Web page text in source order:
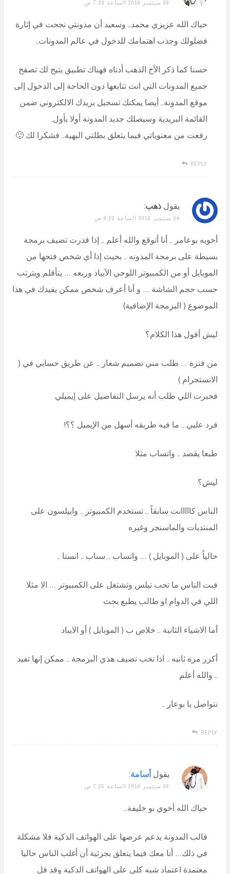
08 سبتمبر 2016 الساعة 7:26 ص
حياك الله عزيزي محمد.. وسعيد أن مدونتي نجحت في إثارة
فضلولك وجذب اهتمامك للدخول في عالم المدونات..
حسنا كما ذكر الأخ الذهب أدناه فهناك تطبيق يتيح لك تصفح
جميع المدونات التي انت تتابعها دون الحاجة إلى الدخول إلى
موقع المدونة.. أيضا يمكنك تسجيل بريدك الالكتروني ضمن
القائمة البريدية وسيصلك جديد المدونة أولا بأول.
رفعت من معنوياتي فيما يتعلق بطلتي البهية.. فشكرا لك 🙂
REPLY
يقول ذهب:
04 سبتمبر 2016 الساعة 9:22 ص
أخويه بوعامر .. أنا أتوقع والله أعلم .. إذا قدرت تضيف برمجة
بسيطة على برمجة المدونه .. بحيث إذا أي شخص فتحها من
الموبايل أو من الكمبيوتر اللوحي الآيباد وربعه … يتأقلم ويترتب
حسب حجم الشاشة … و أنا أعرف شخص ممكن يفيدك في هذا
الموضوع ( البرمجة الإضافية)
ليش أقول هذا الكلام؟
من فترة … طلب مني تصميم شعار .. عن طريق حسابي في (
الانستجرام )
فخبرت اللي طلب أنه يرسل التفاصيل على إيميلي
فرد عليي .. ما فيه طريقه أسهل من الإيميل ؟؟!
طبعا يقصد .. واتساب مثلا
ليش؟
الناس كااااانت سابقاً .. تستخدم الكمبيوتر .. واييلسون على
المنتديات والماسنجر وغيره
حالياً على ( الموبايل ) … واتساب .. سناب .. انستا ..
فبت الناس ما تحب تيلس وتشتغل على الكمبيوتر … الا مثلا
اللي في الدوام او طالب يطبع بحث
أما الاشياء الثانية .. خلاص ب ( الموبايل ) أو الايباد
أكرر مره ثانيه .. اذا تحب تضيف هذي البرمجة .. ممكن إنها تفيد
.. والله أعلم
نتواصل يا بوعار ..
REPLY
يقول أسامة:
08 سبتمبر 2016 الساعة 7:35 ص
حياك الله أخوي بو خليفة..
قالب المدونة يدعم عرضها على الهواتف الذكية فلا مشكلة
في ذلك… أنا معك فيما يتعلق بجزئية أن أغلب الناس حاليا
معتمدة اعتماد شبه كلي على الهواتف الذكية وقد قل